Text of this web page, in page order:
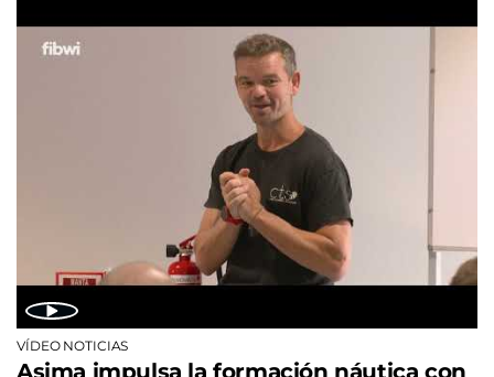
VÍDEO NOTICIAS